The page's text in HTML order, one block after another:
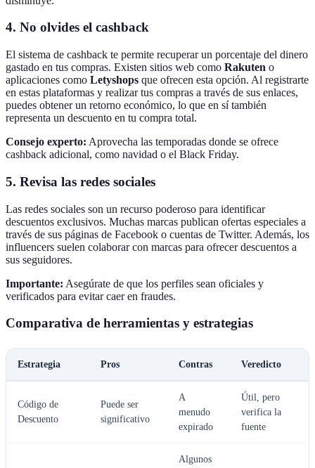
4. No olvides el cashback
El sistema de cashback te permite recuperar un porcentaje del dinero
gastado en tus compras. Existen sitios web como Rakuten o
aplicaciones como Letyshops que ofrecen esta opción. Al registrarte
en estas plataformas y realizar tus compras a través de sus enlaces,
puedes obtener un retorno económico, lo que en sí también
representa un descuento en tu compra total.
Consejo experto: Aprovecha las temporadas donde se ofrece
cashback adicional, como navidad o el Black Friday.
5. Revisa las redes sociales
Las redes sociales son un recurso poderoso para identificar
descuentos exclusivos. Muchas marcas publican ofertas especiales a
través de sus páginas de Facebook o cuentas de Twitter. Además, los
influencers suelen colaborar con marcas para ofrecer descuentos a
sus seguidores.
Importante: Asegúrate de que los perfiles sean oficiales y
verificados para evitar caer en fraudes.
Comparativa de herramientas y estrategias
Estrategia Pros Contras Veredicto
Código de
Descuento
Puede ser
significativo
A
menudo
expirado
Útil, pero
verifica la
fuente
Algunos